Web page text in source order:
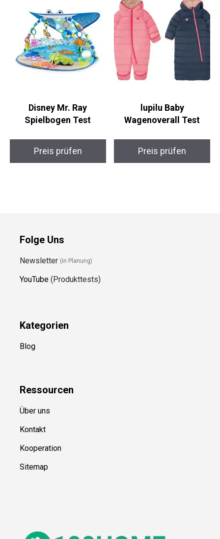
Disney Mr. Ray
Spielbogen Test
Preis prüfen
lupilu Baby
Wagenoverall Test
Preis prüfen
Folge Uns
Newsletter (in Planung)
YouTube (Produkttests)
Kategorien
Blog
Ressourcen
Über uns
Kontakt
Kooperation
Sitemap